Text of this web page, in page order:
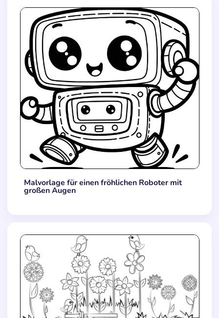
Malvorlage für einen fröhlichen Roboter mit
großen Augen